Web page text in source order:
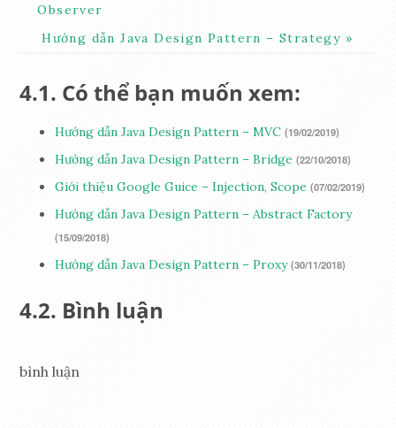
Observer
Hướng dẫn Java Design Pattern – Strategy
Có thể bạn muốn xem:
Hướng dẫn Java Design Pattern – MVC (19/02/2019)
Hướng dẫn Java Design Pattern – Bridge (22/10/2018)
Giới thiệu Google Guice – Injection, Scope (07/02/2019)
Hướng dẫn Java Design Pattern – Abstract Factory
(15/09/2018)
Hướng dẫn Java Design Pattern – Proxy (30/11/2018)
Bình luận
bình luận